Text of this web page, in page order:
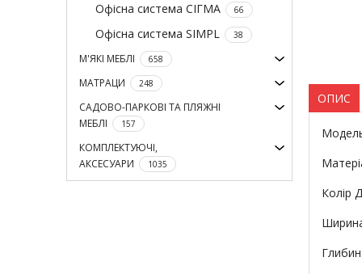
Офісна система СІГМА 66
Офісна система SIMPL 38
М'ЯКІ МЕБЛІ 658
МАТРАЦИ 248
САДОВО-ПАРКОВІ ТА ПЛЯЖНІ
МЕБЛІ
157
КОМПЛЕКТУЮЧІ,
АКСЕСУАРИ
1035
ОПИС
Колір